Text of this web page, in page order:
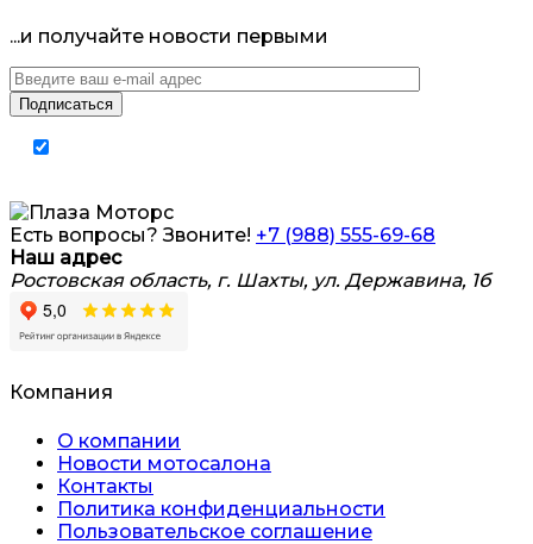
...и получайте новости первыми
Есть вопросы? Звоните! +7 (988) 555-69-68
Наш адрес
Ростовская область, г. Шахты, ул. Державина, 1б
Компания
О компании
Новости мотосалона
Контакты
Политика конфиденциальности
Пользовательское соглашение